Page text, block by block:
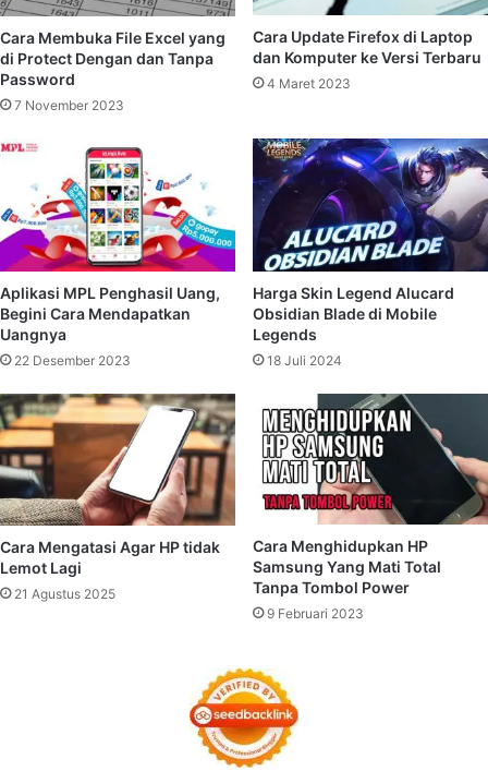
Cara Membuka File Excel yang
di Protect Dengan dan Tanpa
Password
7 November 2023
Cara Update Firefox di Laptop
dan Komputer ke Versi Terbaru
4 Maret 2023
Aplikasi MPL Penghasil Uang,
Begini Cara Mendapatkan
Uangnya
22 Desember 2023
Harga Skin Legend Alucard
Obsidian Blade di Mobile
Legends
18 Juli 2024
Cara Mengatasi Agar HP tidak
Lemot Lagi
21 Agustus 2025
Cara Menghidupkan HP
Samsung Yang Mati Total
Tanpa Tombol Power
9 Februari 2023